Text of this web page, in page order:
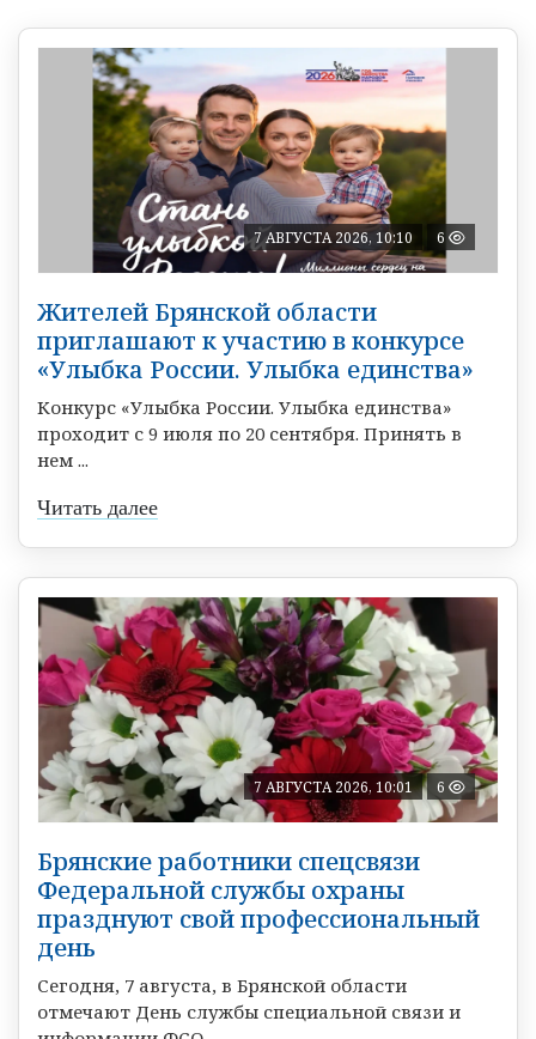
7 АВГУСТА 2026, 10:10 6
Жителей Брянской области
приглашают к участию в конкурсе
«Улыбка России. Улыбка единства»
Конкурс «Улыбка России. Улыбка единства»
проходит с 9 июля по 20 сентября. Принять в
нем ...
Читать далее
7 АВГУСТА 2026, 10:01 6
Брянские работники спецсвязи
Федеральной службы охраны
празднуют свой профессиональный
день
Сегодня, 7 августа, в Брянской области
отмечают День службы специальной связи и